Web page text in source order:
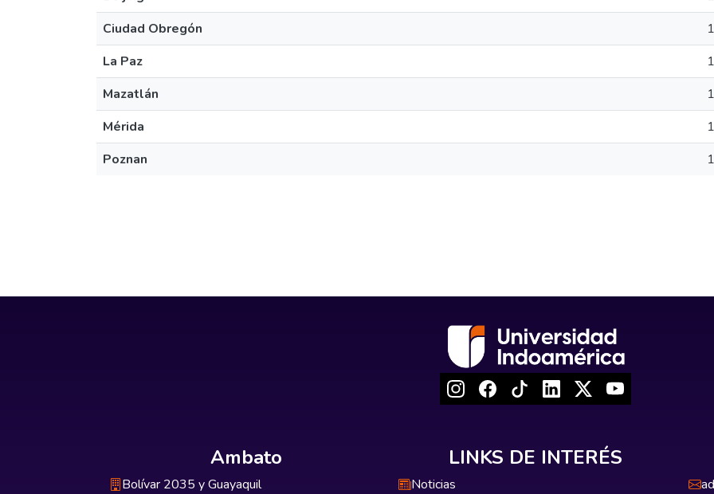
Ciudad Obregón
1
La Paz
1
Mazatlán
1
Mérida
1
Poznan
1
Ambato
Bolívar 2035 y Guayaquil
LINKS DE INTERÉS
Noticias